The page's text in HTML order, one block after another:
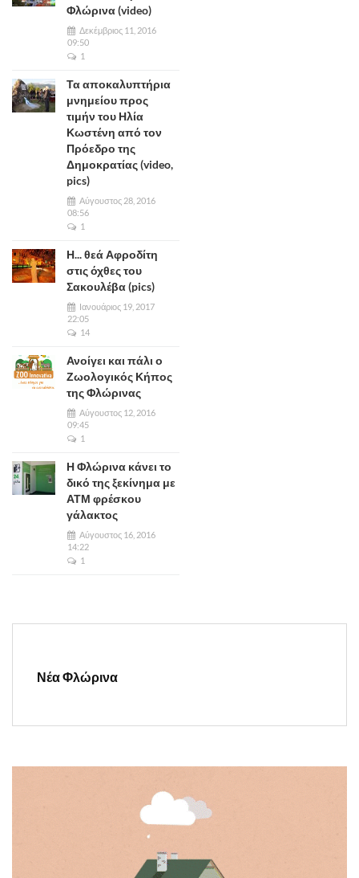
Φλώρινα (video)
Δεκέμβριος 11, 2016
09:50
1
Τα αποκαλυπτήρια
μνημείου προς
τιμήν του Ηλία
Κωστένη από τον
Πρόεδρο της
Δημοκρατίας (video,
pics)
Αύγουστος 28, 2016
08:56
1
Η... θεά Αφροδίτη
στις όχθες του
Σακουλέβα (pics)
Ιανουάριος 19, 2017
22:05
14
Ανοίγει και πάλι ο
Ζωολογικός Κήπος
της Φλώρινας
Αύγουστος 12, 2016
09:45
1
Η Φλώρινα κάνει το
δικό της ξεκίνημα με
ΑΤΜ φρέσκου
γάλακτος
Αύγουστος 16, 2016
14:22
1
Νέα Φλώρινα